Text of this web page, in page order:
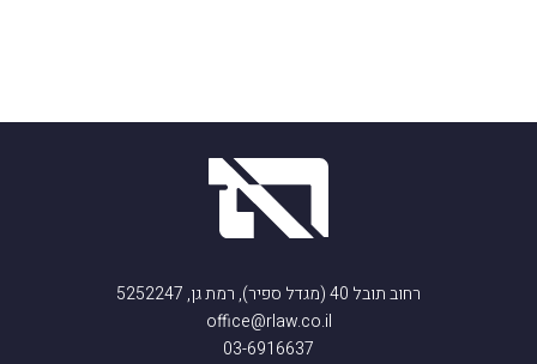
רחוב תובל 40 (מגדל ספיר), רמת גן, 5252247
office@rlaw.co.il
03-6916637